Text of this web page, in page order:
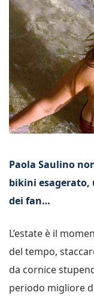
Paola Saulino
bikini esagerato,
dei fan…
L’estate è il
del tempo,
da cornice
periodo migliore